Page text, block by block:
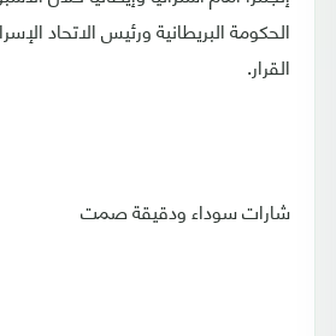
الحكومة البريطانية ورئيس الاتحاد
القرار.
شارات سوداء ودقيقة صمت